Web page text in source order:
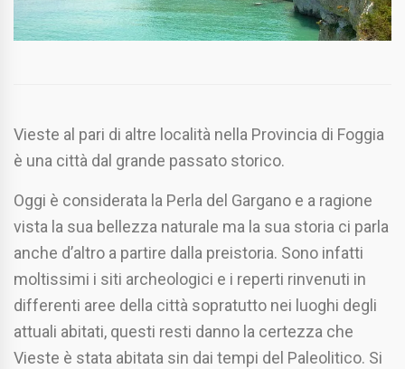
Vieste al pari di altre località nella Provincia di Foggia
è una città dal grande passato storico.
Oggi è considerata la Perla del Gargano e a ragione
vista la sua bellezza naturale ma la sua storia ci parla
anche d’altro a partire dalla preistoria. Sono infatti
moltissimi i siti archeologici e i reperti rinvenuti in
differenti aree della città sopratutto nei luoghi degli
attuali abitati, questi resti danno la certezza che
Vieste è stata abitata sin dai tempi del Paleolitico. Si